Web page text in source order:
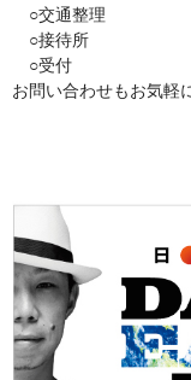
○交通整理
○接待所
○受付
お問い合わせもお気軽